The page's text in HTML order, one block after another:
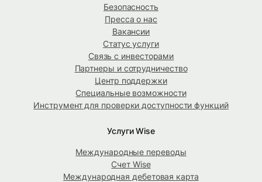
Безопасность
Пресса о нас
Вакансии
Статус услуги
Связь с инвесторами
Партнеры и сотрудничество
Центр поддержки
Специальные возможности
Инструмент для проверки доступности функций
Услуги Wise
Международные переводы
Счет Wise
Международная дебетовая карта